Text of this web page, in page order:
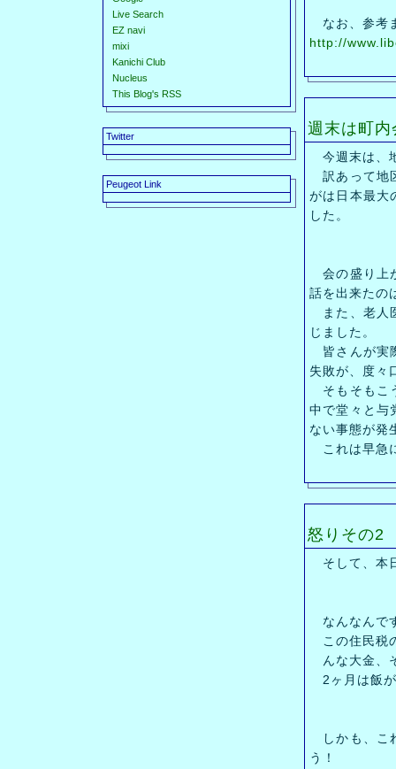
Live Search
EZ navi
mixi
Kanichi Club
Nucleus
This Blog's RSS
Twitter
Peugeot Link
なお、参考
http://
週末は町内
今週末は、
訳あって地
がは日本最大
した。
会の盛り上
話を出来たの
また、老人
じました。
皆さんが実
失敗が、度々
そもそもこ
中で堂々と与
ない事態が発
これは早急
怒りその2
そして、本
なんなんで
この住民税
んな大金、
2ヶ月は飯
しかも、こ
う！